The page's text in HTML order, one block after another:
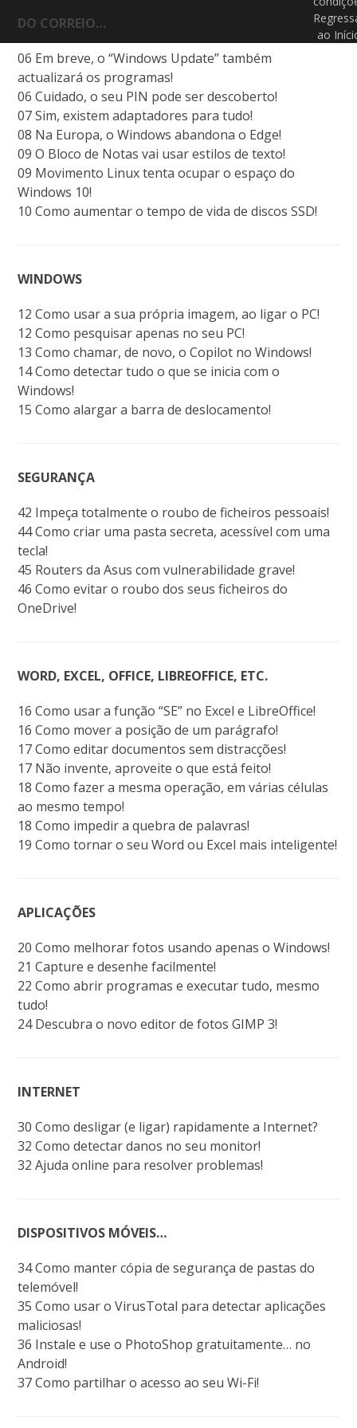
DO CORREIO…
06 Em breve, o “Windows Update” também
actualizará os programas!
06 Cuidado, o seu PIN pode ser descoberto!
07 Sim, existem adaptadores para tudo!
08 Na Europa, o Windows abandona o Edge!
09 O Bloco de Notas vai usar estilos de texto!
09 Movimento Linux tenta ocupar o espaço do
Windows 10!
10 Como aumentar o tempo de vida de discos SSD!
WINDOWS
12 Como usar a sua própria imagem, ao ligar o PC!
12 Como pesquisar apenas no seu PC!
13 Como chamar, de novo, o Copilot no Windows!
14 Como detectar tudo o que se inicia com o
Windows!
15 Como alargar a barra de deslocamento!
SEGURANÇA
42 Impeça totalmente o roubo de ficheiros pessoais!
44 Como criar uma pasta secreta, acessível com uma
tecla!
45 Routers da Asus com vulnerabilidade grave!
46 Como evitar o roubo dos seus ficheiros do
OneDrive!
WORD, EXCEL, OFFICE, LIBREOFFICE, ETC.
16 Como usar a função “SE” no Excel e LibreOffice!
16 Como mover a posição de um parágrafo!
17 Como editar documentos sem distracções!
17 Não invente, aproveite o que está feito!
18 Como fazer a mesma operação, em várias células
ao mesmo tempo!
18 Como impedir a quebra de palavras!
19 Como tornar o seu Word ou Excel mais inteligente!
APLICAÇÕES
20 Como melhorar fotos usando apenas o Windows!
21 Capture e desenhe facilmente!
22 Como abrir programas e executar tudo, mesmo
tudo!
24 Descubra o novo editor de fotos GIMP 3!
INTERNET
30 Como desligar (e ligar) rapidamente a Internet?
32 Como detectar danos no seu monitor!
32 Ajuda online para resolver problemas!
DISPOSITIVOS MÓVEIS…
34 Como manter cópia de segurança de pastas do
telemóvel!
35 Como usar o VirusTotal para detectar aplicações
maliciosas!
36 Instale e use o PhotoShop gratuitamente… no
Android!
37 Como partilhar o acesso ao seu Wi-Fi!
ao